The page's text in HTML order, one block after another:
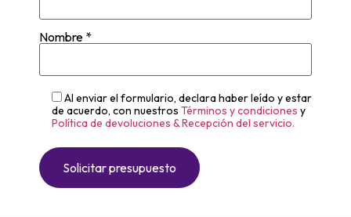
Nombre *
Al enviar el formulario, declara haber leído y estar
de acuerdo, con nuestros Términos y condiciones y
Política de devoluciones & Recepción del servicio.